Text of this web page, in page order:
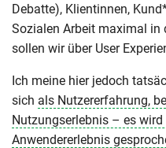
Debatte), Klientinnen,
Sozialen Arbeit maximal in
sollen wir über User
Ich meine hier jedoch
sich als Nutzererfahrung,
Nutzungserlebnis – es
Anwendererlebnis